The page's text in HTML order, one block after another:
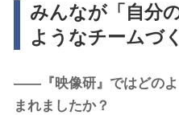
みんなが「自分
ようなチームづ
――『映像研』ではどのよ
まれましたか？